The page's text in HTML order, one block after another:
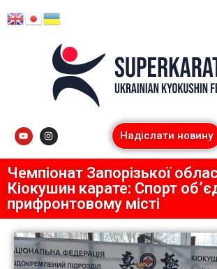
Надіслати новину
Чемпіонат Запорізької
Кіокушин карате: Спорт
прифронтовому місті